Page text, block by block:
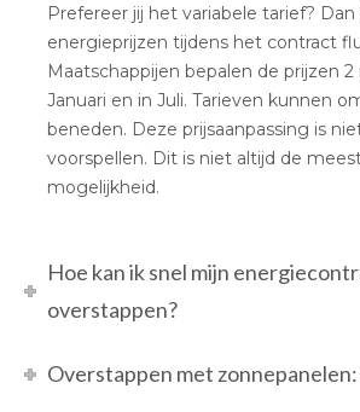
Prefereer jij het variabele tarief?
energieprijzen tijdens het contract
Maatschappijen bepalen de prijzen 2
Januari en in Juli. Tarieven kunnen
beneden. Deze prijsaanpassing is
voorspellen. Dit is niet altijd de
mogelijkheid.
Hoe kan ik snel mijn
overstappen?
Overstappen met